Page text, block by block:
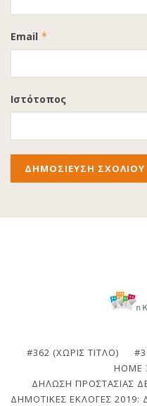
Email *
Ιστότοπος
#362 (ΧΩΡΊΣ ΤΊΤΛΟ)
HOME
ΔΉΛΩΣΗ ΠΡΟΣΤΑΣΊΑΣ
ΔΗΜΟΤΙΚΈΣ ΕΚΛΟΓΈΣ